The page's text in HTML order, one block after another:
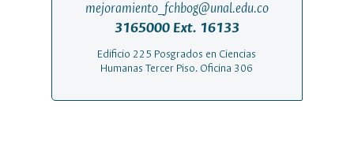
mejoramiento_fchbog@unal.edu.co
3165000 Ext. 16133
Edificio 225 Posgrados en Ciencias
Humanas Tercer Piso. Oficina 306